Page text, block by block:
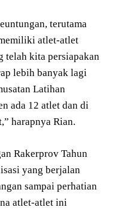
terutama
atlet-atlet
telah kita persiapakan
lebih banyak lagi
Latihan
ada 12 atlet dan di
harapnya Rian.
Rakerprov Tahun
yang berjalan
sampai perhatian
atlet-atlet ini